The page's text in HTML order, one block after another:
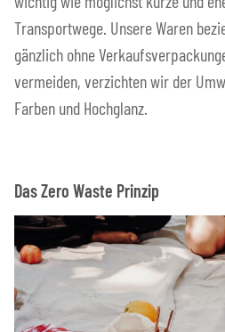
Transportwege. Unsere Waren
gänzlich ohne
vermeiden, verzichten wir der
Farben und Hochglanz.
Das Zero Waste Prinzip